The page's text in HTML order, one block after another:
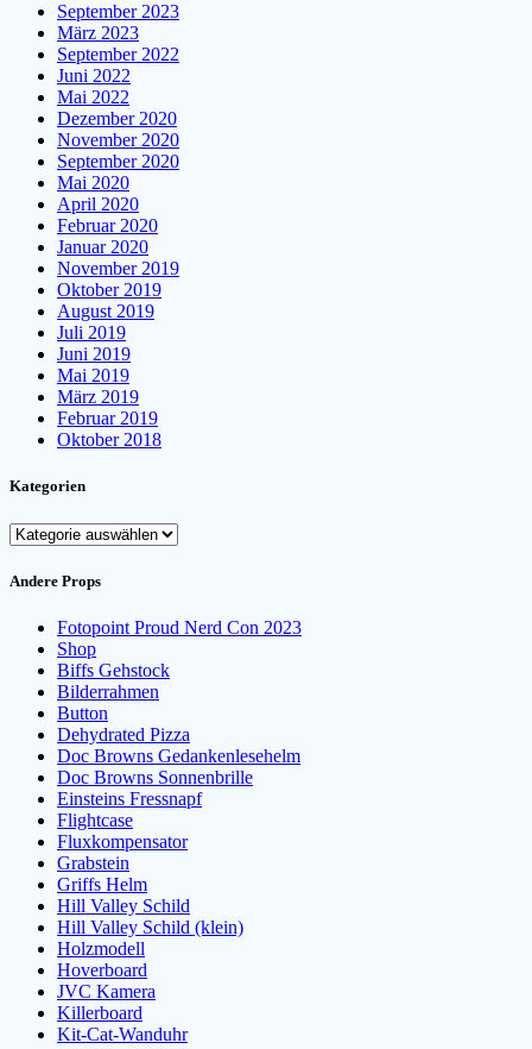
September 2023
März 2023
September 2022
Juni 2022
Mai 2022
Dezember 2020
November 2020
September 2020
Mai 2020
April 2020
Februar 2020
Januar 2020
November 2019
Oktober 2019
August 2019
Juli 2019
Juni 2019
Mai 2019
März 2019
Februar 2019
Oktober 2018
Kategorien
Kategorien
Andere Props
Fotopoint Proud Nerd Con 2023
Shop
Biffs Gehstock
Bilderrahmen
Button
Dehydrated Pizza
Doc Browns Gedankenlesehelm
Doc Browns Sonnenbrille
Einsteins Fressnapf
Flightcase
Fluxkompensator
Grabstein
Griffs Helm
Hill Valley Schild
Hill Valley Schild (klein)
Holzmodell
Hoverboard
JVC Kamera
Killerboard
Kit-Cat-Wanduhr